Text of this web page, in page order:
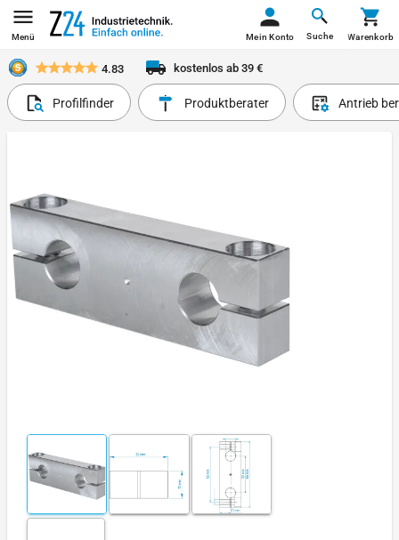
Menü Suche
Mein Konto Warenkorb
4.83 kostenlos ab 39 €
Profilfinder Produktberater Antrieb